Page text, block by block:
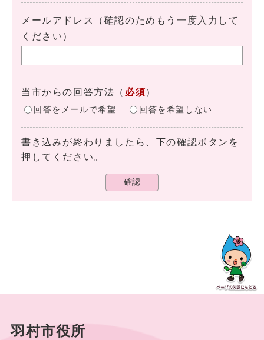
メールアドレス（確認のためもう一度入力して
ください）
当市からの回答方法 （ 必須）
回答をメールで希望 回答を希望しない
書き込みが終わりましたら、下の確認ボタンを
押してください。
確認
羽村市役所